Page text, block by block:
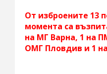
От изброените 13
момента са
на МГ Варна, 1 на
ОМГ Пловдив и 1